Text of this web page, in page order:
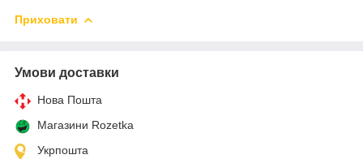
Приховати
Умови доставки
Нова Пошта
Магазини Rozetka
Укрпошта